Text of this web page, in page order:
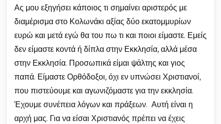
Ας μου εξηγήσει κάποιος τι σημαίνει αριστερός με
διαμέρισμα στο Κολωνάκι αξίας δύο εκατομμυρίων
ευρώ και μετά εγώ θα του πω τι και ποιοι είμαστε. Εμείς
δεν είμαστε κοντά ή δίπλα στην Εκκλησία, αλλά μέσα
στην Εκκλησία. Προσωπικά είμαι ψάλτης και γιος
παπά. Είμαστε Ορθόδοξοι, όχι εν υπνώσει Χριστιανοί,
που πιστεύουμε και αγωνιζόμαστε για την εκκλησία.
Έχουμε συνέπεια λόγων και πράξεων. Αυτή είναι η
αρχή μας. Για να είσαι Χριστιανός πρέπει να έχεις